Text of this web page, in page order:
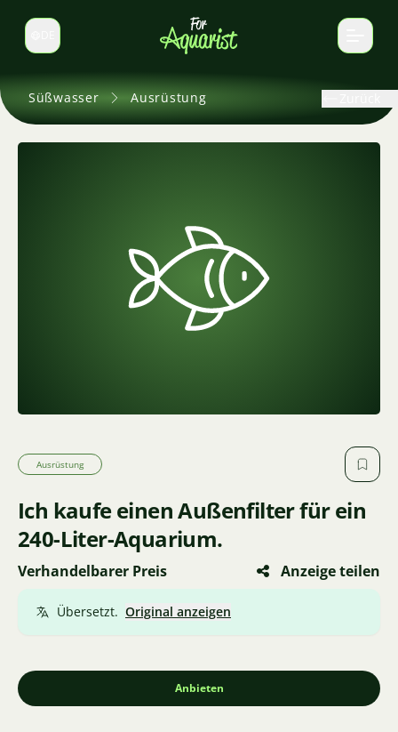
Sprache wechseln
Süßwasser Ausrüstung
Ausrüstung
Ich kaufe einen Außenfilter für ein
240-Liter-Aquarium.
Verhandelbarer Preis Anzeige teilen
Übersetzt. Original anzeigen
Anbieten